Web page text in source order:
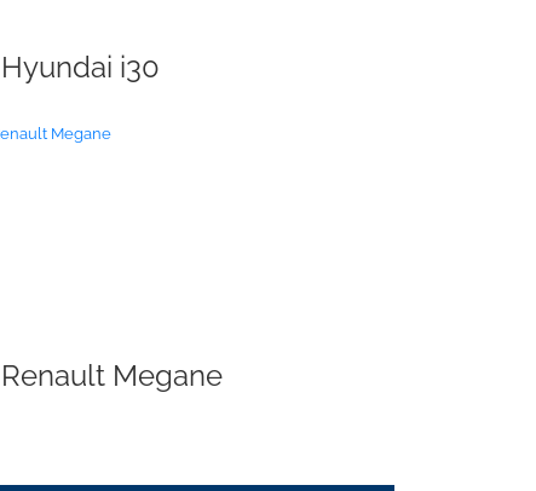
Hyundai i30
Renault Megane